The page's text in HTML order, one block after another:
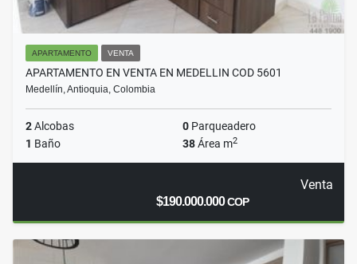
APARTAMENTO VENTA
APARTAMENTO EN VENTA EN MEDELLIN COD 5601
Medellín, Antioquia, Colombia
2Alcobas 0 Parqueadero
1 Baño 38Área m2
Venta
$190.000.000COP